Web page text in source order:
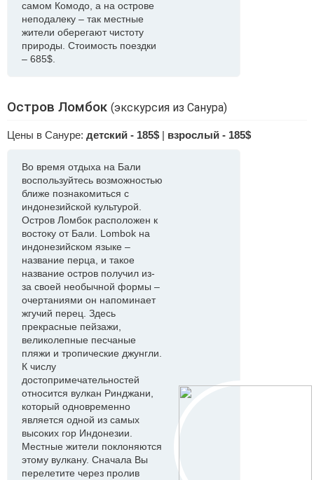
самом Комодо, а на острове
неподалеку – так местные
жители оберегают чистоту
природы. Стоимость поездки
– 685$.
Остров Ломбок (экскурсия из Санура)
Цены в Сануре: детский - 185$ | взрослый - 185$
Во время отдыха на Бали
воспользуйтесь возможностью
ближе познакомиться с
индонезийской культурой.
Остров Ломбок расположен к
востоку от Бали. Lombok на
индонезийском языке –
название перца, и такое
название остров получил из-
за своей необычной формы –
очертаниями он напоминает
жгучий перец. Здесь
прекрасные пейзажи,
великолепные песчаные
пляжи и тропические джунгли.
К числу
достопримечательностей
относится вулкан Ринджани,
который одновременно
является одной из самых
высоких гор Индонезии.
Местные жители поклоняются
этому вулкану. Сначала Вы
перелетите через пролив